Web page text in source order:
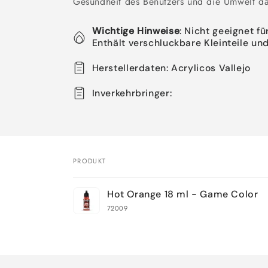
Wichtige Hinweise: Nicht geeignet
Enthält verschluckbare Kleinteile
Herstellerdaten: Acrylicos Vallejo
Inverkehrbringer:
Warenkorb
PRODUKT
Hot Orange 18 ml - Game Color
72009